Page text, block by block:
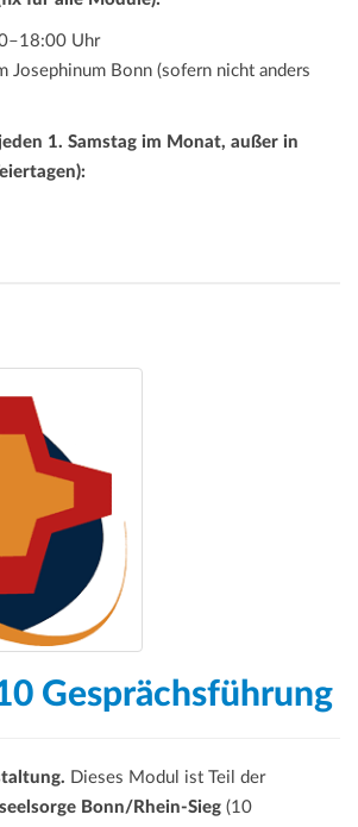
Uhr
Josephinum Bonn (sofern nicht anders
1. Samstag im Monat, außer in
Gesprächsführung
Dieses Modul ist Teil der
Bonn/Rhein-Sieg (10